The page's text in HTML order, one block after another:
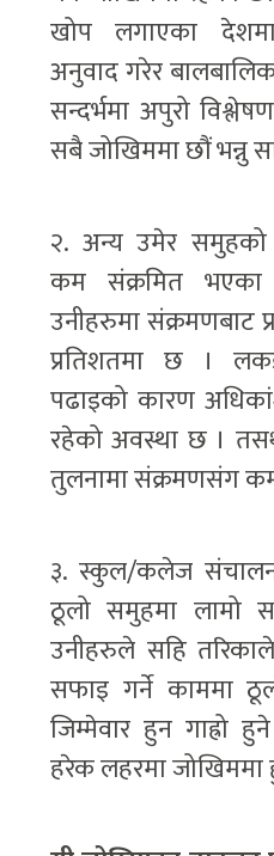
खोप लगाएका
अनुवाद गरेर
सन्दर्भमा अपुरो
सबै जोखिममा छौं भन्नु
२. अन्य उमेर समुहको
कम संक्रमित
उनीहरुमा संक्रमणबाट
प्रतिशतमा छ ।
पढाइको कारण
रहेको अवस्था छ ।
तुलनामा संक्रमणसंग
३. स्कुल/कलेज
ठूलो समुहमा लामो
उनीहरुले सहि
सफाइ गर्ने काममा
जिम्मेवार हुन गाह्रो
हरेक लहरमा जोखिममा